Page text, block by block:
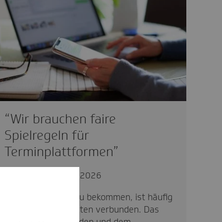
“Wir brauchen faire
Spielregeln für
Terminplattformen”
15.06.2026
Einen Arzttermin zu bekommen, ist häufig
mit vielen Telefonaten verbunden. Das